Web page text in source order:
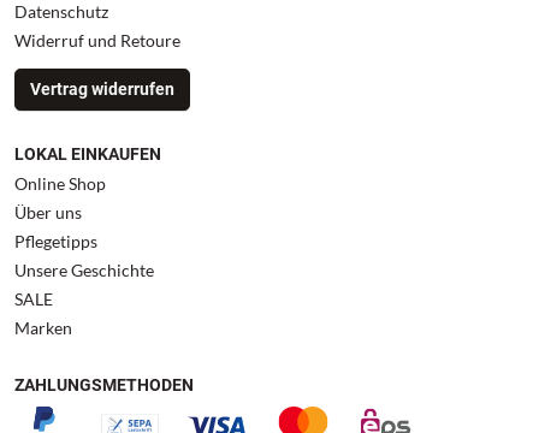
Datenschutz
Widerruf und Retoure
Vertrag widerrufen
LOKAL EINKAUFEN
Online Shop
Über uns
Pflegetipps
Unsere Geschichte
SALE
Marken
ZAHLUNGSMETHODEN